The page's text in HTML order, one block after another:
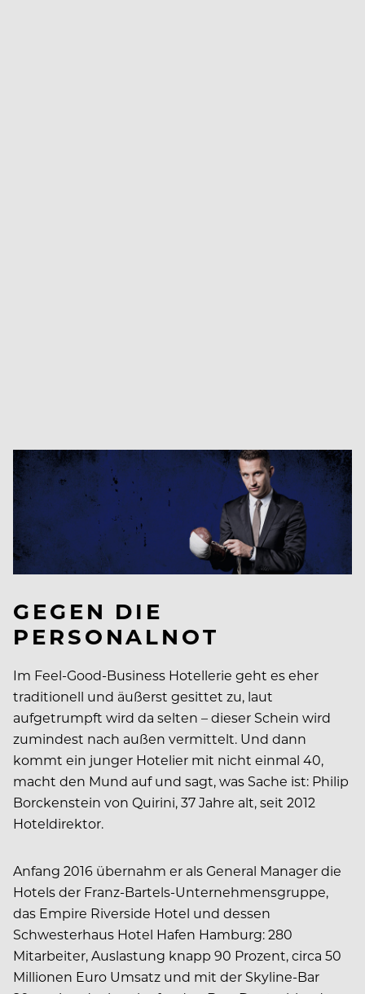
GEGEN DIE
PERSONALNOT
Im Feel-Good-Business Hotellerie geht es eher
traditionell und äußerst gesittet zu, laut
aufgetrumpft wird da selten – dieser Schein wird
zumindest nach außen vermittelt. Und dann
kommt ein junger Hotelier mit nicht einmal 40,
macht den Mund auf und sagt, was Sache ist: Philip
Borckenstein von Quirini, 37 Jahre alt, seit 2012
Hoteldirektor.
Anfang 2016 übernahm er als General Manager die
Hotels der Franz-Bartels-Unternehmensgruppe,
das Empire Riverside Hotel und dessen
Schwesterhaus Hotel Hafen Hamburg: 280
Mitarbeiter, Auslastung knapp 90 Prozent, circa 50
Millionen Euro Umsatz und mit der Skyline-Bar